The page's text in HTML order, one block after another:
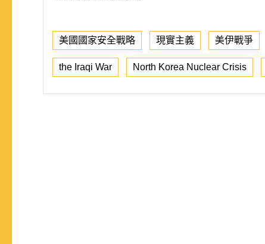
美國國家安全戰略 現實主義 美伊戰爭
the Iraqi War North Korea Nuclear Crisis